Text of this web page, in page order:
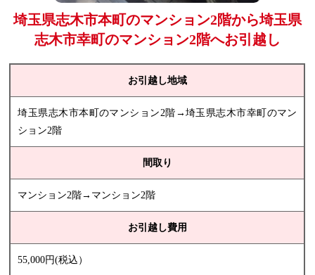
埼玉県志木市本町のマンション2階から埼玉県
志木市幸町のマンション2階へお引越し
お引越し地域
埼玉県志木市本町のマンション2階→埼玉県志木市幸町のマン
ション2階
間取り
マンション2階→マンション2階
お引越し費用
55,000円(税込）